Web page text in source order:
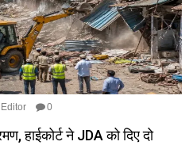
0
हाईकोर्ट ने JDA को दिए दो